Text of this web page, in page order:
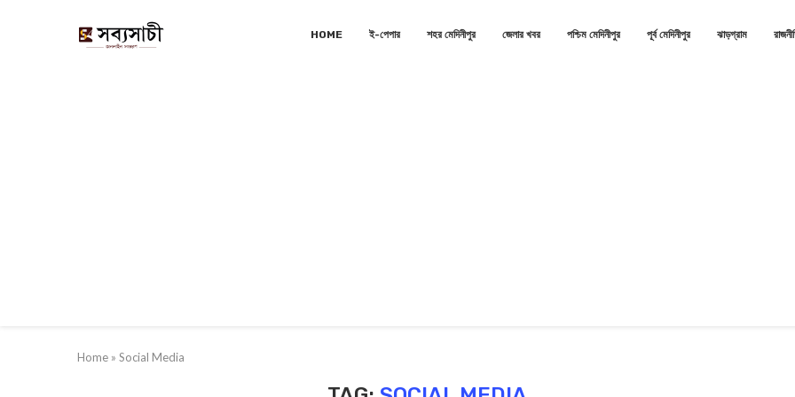
HOME ই-পেপার শহর মেদিনীপুর জেলার খবর পশ্চিম মেদিনীপুর পূর্ব মেদিনীপুর ঝাড়গ্রাম
Home » Social Media